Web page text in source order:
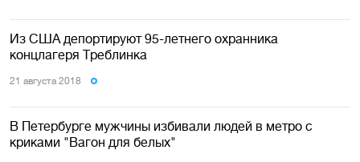
Из США депортируют 95-летнего охранника
концлагеря Треблинка
21 августа 2018
В Петербурге мужчины избивали людей в метро с
криками "Вагон для белых"